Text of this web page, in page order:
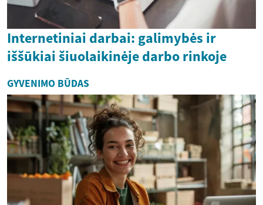
Internetiniai darbai: galimybės ir
iššūkiai šiuolaikinėje darbo rinkoje
GYVENIMO BŪDAS